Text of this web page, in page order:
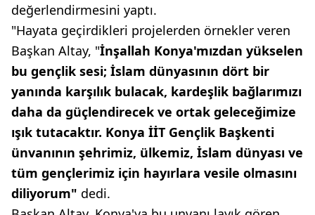
değerlendirmesini yaptı.
"Hayata geçirdikleri projelerden örnekler veren
Başkan Altay, "İnşallah Konya'mızdan yükselen
bu gençlik sesi; İslam dünyasının dört bir
yanında karşılık bulacak, kardeşlik bağlarımızı
daha da güçlendirecek ve ortak geleceğimize
ışık tutacaktır. Konya İİT Gençlik Başkenti
ünvanının şehrimiz, ülkemiz, İslam dünyası ve
tüm gençlerimiz için hayırlara vesile olmasını
diliyorum" dedi.